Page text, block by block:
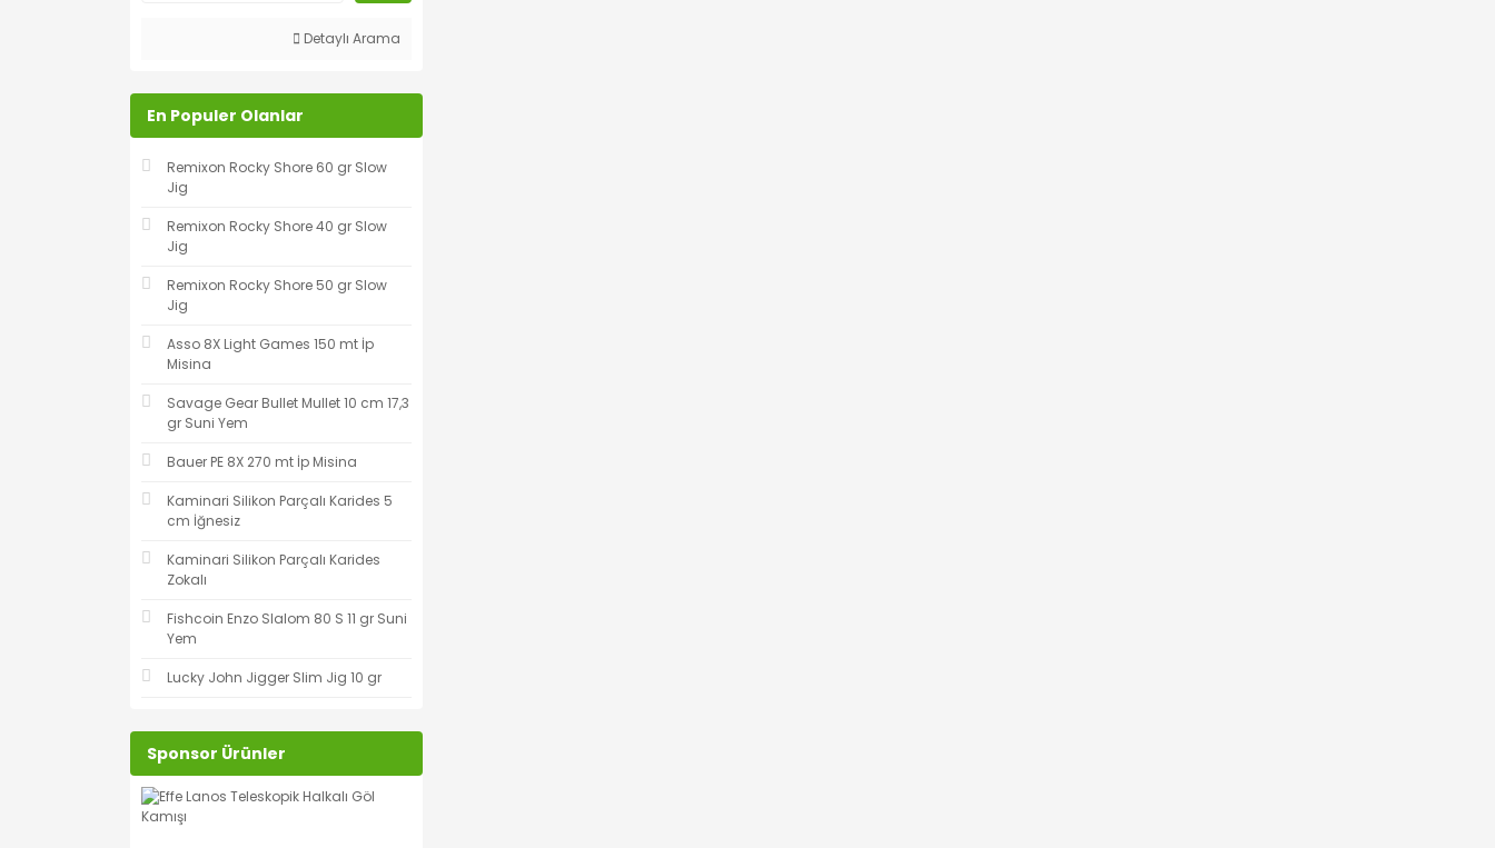
Detaylı Arama
En Populer Olanlar
Remixon Rocky Shore 60 gr Slow
Jig
Remixon Rocky Shore 40 gr Slow
Jig
Remixon Rocky Shore 50 gr Slow
Jig
Asso 8X Light Games 150 mt İp
Misina
Savage Gear Bullet Mullet 10 cm 17,3
gr Suni Yem
Bauer PE 8X 270 mt İp Misina
Kaminari Silikon Parçalı Karides 5
cm İğnesiz
Kaminari Silikon Parçalı Karides
Zokalı
Fishcoin Enzo Slalom 80 S 11 gr Suni
Yem
Lucky John Jigger Slim Jig 10 gr
Sponsor Ürünler